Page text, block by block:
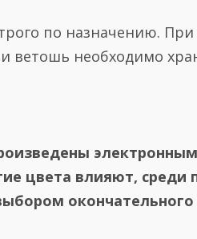
по назначению.
ветошь необходимо
цвета влияют, среди